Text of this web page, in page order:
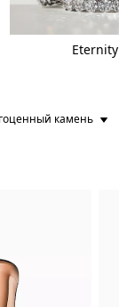
Eternity
камень